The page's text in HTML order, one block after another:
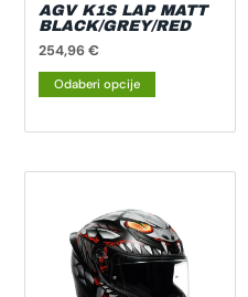
AGV K1S LAP MATT
BLACK/GREY/RED
254,96€
Odaberi opcije
na
stranici
ima
više
varijanti.